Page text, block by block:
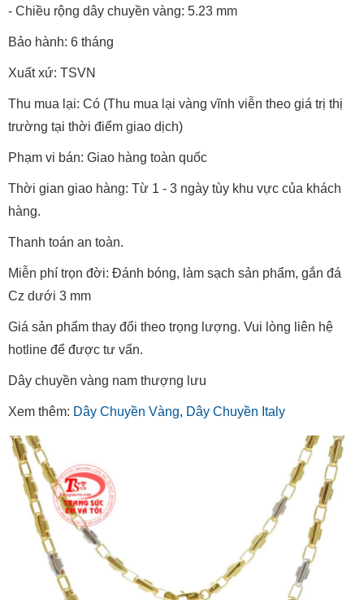
- Chiều rộng dây chuyền vàng: 5.23 mm
Bảo hành: 6 tháng
Xuất xứ: TSVN
Thu mua lại: Có (Thu mua lại vàng vĩnh viễn theo giá trị thị
trường tại thời điểm giao dịch)
Phạm vi bán: Giao hàng toàn quốc
Thời gian giao hàng: Từ 1 - 3 ngày tùy khu vực của khách
hàng.
Thanh toán an toàn.
Miễn phí trọn đời: Đánh bóng, làm sạch sản phẩm, gắn đá
Cz dưới 3 mm
Giá sản phẩm thay đổi theo trọng lượng. Vui lòng liên hệ
hotline để được tư vấn.
Dây chuyền vàng nam thượng lưu
Xem thêm: Dây Chuyền Vàng, Dây Chuyền Italy